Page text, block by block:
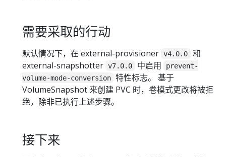
需要采取的行动
默认情况下，在 external-provisioner v4.0.0
和
external-snapshotter v7.0.0 中启用
prevent-
volume-mode-conversion 特性标志。 基于
VolumeSnapshot 来创建 PVC 时，卷模式更改将被拒
绝，除非已执行上述步骤。
接下来